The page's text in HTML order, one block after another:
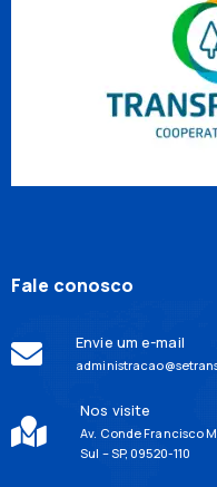
Fale conosco
Envie um e-mail
Nos visite
Av. Conde Francisco
Sul – SP, 09520-110